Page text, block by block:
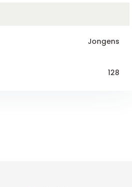
Jongens
128